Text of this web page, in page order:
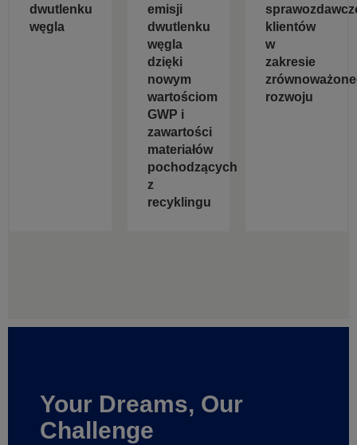
dwutlenku
węgla
emisji
dwutlenku
węgla
dzięki
nowym
wartościom
GWP i
zawartości
materiałów
pochodzących
z
recyklingu
klientów
w
zakresie
rozwoju
Your Dreams, Our
Challenge